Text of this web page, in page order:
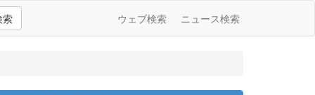
索 ウェブ検索 ニュース検索